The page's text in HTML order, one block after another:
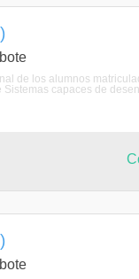
de los alumnos
capaces de